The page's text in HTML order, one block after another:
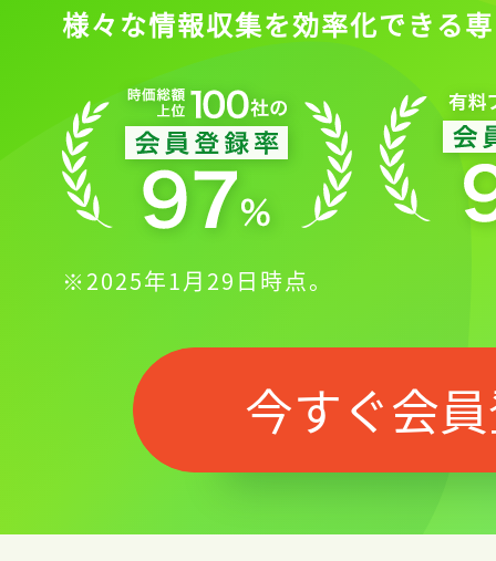
様々な情報収集を効率化できる
※2025年1月29日時点。
今すぐ会